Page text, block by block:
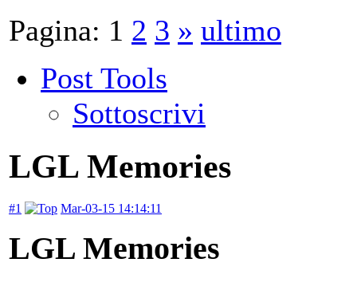
Pagina: 1 2 3 » ultimo
Post Tools
Sottoscrivi
LGL Memories
#1 Mar-03-15 14:14:11
LGL Memories